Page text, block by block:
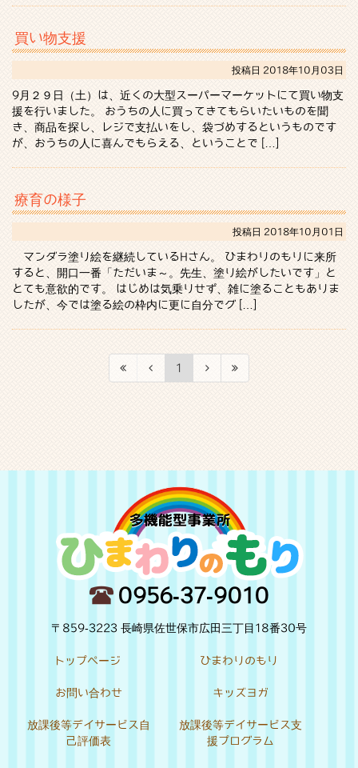
買い物支援
投稿日 2018年10月03日
9月２９日（土）は、近くの大型スーパーマーケットにて買い物支
援を行いました。 おうちの人に買ってきてもらいたいものを聞
き、商品を探し、レジで支払いをし、袋づめするというものです
が、おうちの人に喜んでもらえる、ということで […]
療育の様子
投稿日 2018年10月01日
マンダラ塗り絵を継続しているHさん。 ひまわりのもりに来所
すると、開口一番「ただいま～。先生、塗り絵がしたいです」と
とても意欲的です。 はじめは気乗りせず、雑に塗ることもありま
したが、今では塗る絵の枠内に更に自分でグ […]
1
0956-37-9010
〒859-3223 長崎県佐世保市広田三丁目18番30号
トップページ ひまわりのもり
お問い合わせ キッズヨガ
放課後等デイサービス自
己評価表
放課後等デイサービス支
援プログラム